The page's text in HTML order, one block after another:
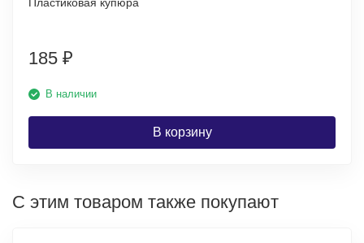
185 ₽
В наличии
В корзину
С этим товаром также покупают